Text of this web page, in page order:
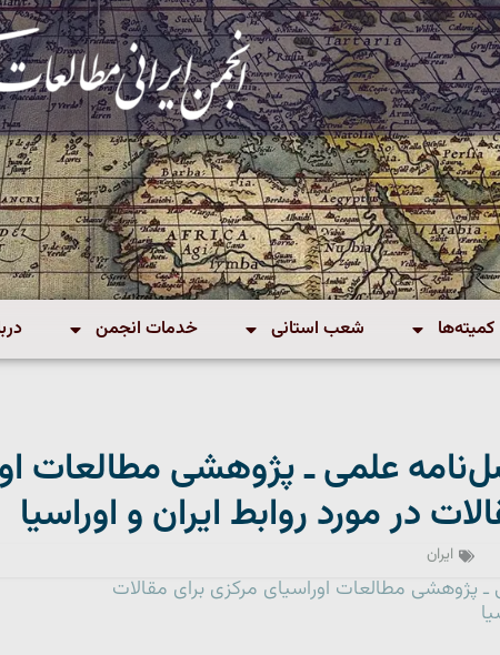
کمیته‌ها شعب استانی خدمات انجمن
علمی ـ پژوهشی مطالعات
در مورد روابط ایران و اوراسیا
ایران
پژوهشی مطالعات اوراسیای مرکزی برای مقالات